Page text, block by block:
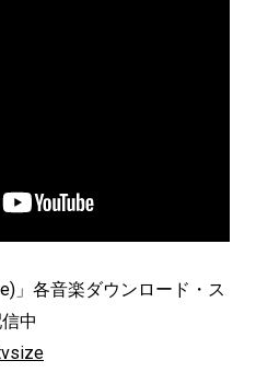
」各音楽ダウンロード・ス
中